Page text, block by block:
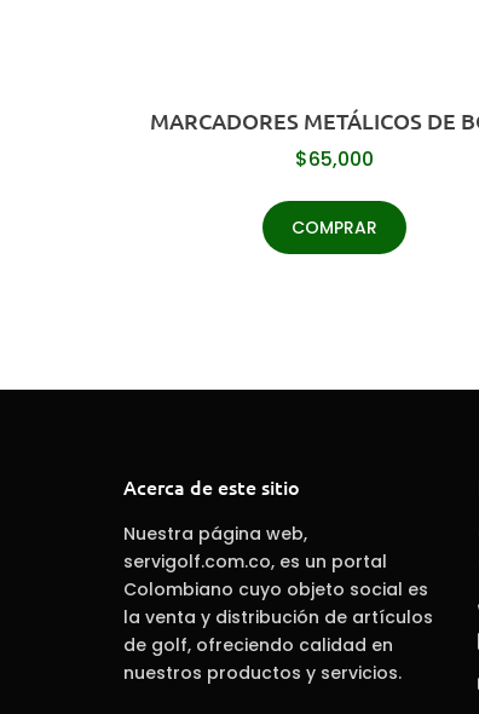
MARCADORES METÁLICOS DE
$65,000
COMPRAR
Acerca de este sitio
Nuestra página web,
servigolf.com.co, es un portal
Colombiano cuyo objeto social es
la venta y distribución de artículos
de golf, ofreciendo calidad en
nuestros productos y servicios.